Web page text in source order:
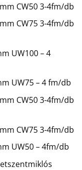
CW50 3-4fm/db
CW75 3-4fm/db
UW100 – 4
UW75 – 4 fm/db
CW50 3-4fm/db
CW75 3-4fm/db
UW50 – 4fm/db